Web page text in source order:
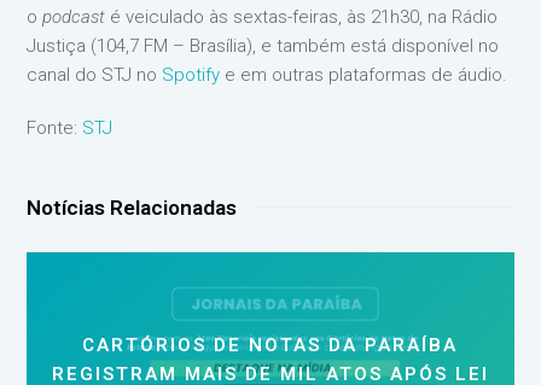
opodcast é veiculado às sextas-feiras, às 21h30, na Rádio
Justiça (104,7 FM – Brasília), e também está disponível no
canal do STJ no Spotify e em outras plataformas de áudio.
Fonte: STJ
Notícias Relacionadas
CARTÓRIOS DE NOTAS DA PARAÍBA
REGISTRAM MAIS DE MIL ATOS APÓS LEI